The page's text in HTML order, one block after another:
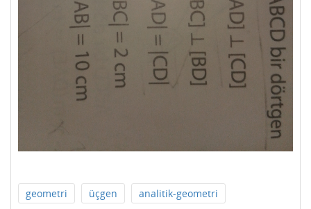
geometri üçgen analitik-geometri